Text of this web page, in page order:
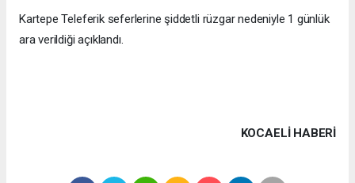
Kartepe Teleferik seferlerine şiddetli rüzgar nedeniyle 1 günlük
ara verildiği açıklandı.
KOCAELI HABERİ